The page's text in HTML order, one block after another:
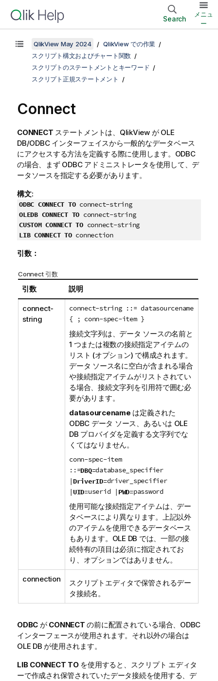
Search
メニュ
ー
QlikView May 2024
QlikView での作業
スクリプト構文およびチャート関数
スクリプトのステートメントとキーワード
スクリプト正規ステートメント
Connect
CONNECT ステートメントは、 QlikViewが OLE
DB/ODBCインターフェイスから一般的なデータベース
にアクセスする方法を定義する際に使用します。 ODBC
の場合、まず ODBCアドミニストレータを使用して、デ
ータソースを指定する必要があります。
構文:
ODBC CONNECT TOconnect-string
OLEDB CONNECT TO connect-string
CUSTOM CONNECT TOconnect-string
LIB CONNECT TOconnection
引数：
Connect 引数
引数 説明
connect-
string
connect-string ::= datasourcename
{ ; conn-spec-item }
接続文字列は、データ ソースの名前と
1 つまたは複数の接続指定アイテムの
リスト (オプション) で構成されます。
データ ソース名に空白が含まれる場合
や接続指定アイテムがリストされてい
る場合、接続文字列を引用符で囲む必
要があります。
datasourcename は定義された
ODBC データ ソース、あるいは OLE
DB プロバイダを定義する文字列でな
くてはなりません。
conn-spec-item
::=DBQ=database_specifier
| DriverID=driver_specifier
|UID=userid | PWD=password
使用可能な接続指定アイテムは、デー
タベースにより異なります。上記以外
のアイテムを使用できるデータベース
もあります。 OLE DB では、一部の接
続特有の項目は必須に指定されてお
り、オプションではありません。
connection
スクリプトエディタで保管されるデー
タ接続名。
ODBC が CONNECT の前に配置されている場合、 ODBC
インターフェースが使用されます。それ以外の場合は
OLE DB が使用されます。
LIB CONNECT TOを使用すると、スクリプト エディタ
ーで作成され保管されていたデータ接続を使用する、デ